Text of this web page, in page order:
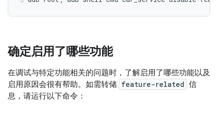
确定启用了哪些功能
在调试与特定功能相关的问题时，了解启用了哪些功能以及
启用原因会很有帮助。如需转储 feature-related 信
息，请运行以下命令：